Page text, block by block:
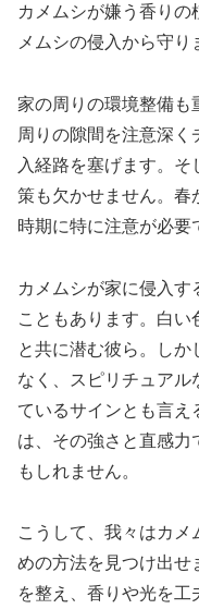
カメムシが嫌う香りの
メムシの侵入から守り
家の周りの環境整備も
周りの隙間を注意深
入経路を塞げます。
策も欠かせません。春
時期に特に注意が必要
カメムシが家に侵入す
こともあります。白
と共に潜む彼ら。し
なく、スピリチュアル
ているサインとも言え
は、その強さと直感
もしれません。
こうして、我々はカメ
めの方法を見つけ出せ
を整え、香りや光を工